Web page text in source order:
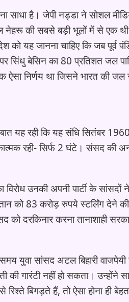
साधा है। जेपी नड्डा ने सोशल
नेहरू की सबसे बड़ी भूलों में से एक थी,
को यह जानना चाहिए कि जब
सिंधु बेसिन का 80 प्रतिशत जल
निर्णय था जिसने भारत की जल
यह रही कि यह संधि सितंबर
रही- सिर्फ 2 घंटे। संसद की
उनकी अपनी पार्टी के सांसदों
को 83 करोड़ रुपये स्टर्लिंग देने
को दरकिनार करना तानाशाही
युवा सांसद अटल बिहारी
की गारंटी नहीं हो सकता। उन्होंने
बिगड़ते हैं, तो ऐसा होना ही